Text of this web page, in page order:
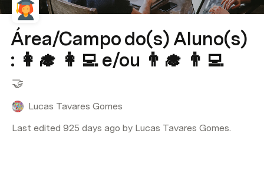
Área/Campo do(s) Aluno(s)
: 👩‍🎓 👩‍💻 e/ou 👨‍🎓 👨‍💻
🤝
Lucas Tavares Gomes
Last edited 925 days ago by Lucas Tavares Gomes.